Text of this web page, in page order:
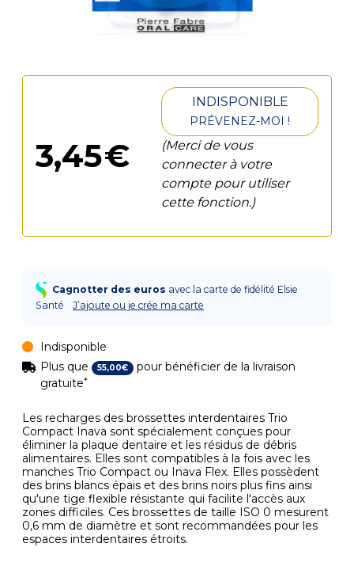
Les recharges des brossettes interdentaires Trio
Compact Inava sont spécialement conçues pour
éliminer la plaque dentaire et les résidus de débris
alimentaires. Elles sont compatibles à la fois avec les
manches Trio Compact ou Inava Flex. Elles possèdent
des brins blancs épais et des brins noirs plus fins ainsi
qu'une tige flexible résistante qui facilite l'accès aux
zones difficiles. Ces brossettes de taille ISO 0 mesurent
0,6 mm de diamètre et sont recommandées pour les
espaces interdentaires étroits.
3,45€
INDISPONIBLE
PRÉVENEZ-MOI !
(Merci de vous
connecter à votre
compte pour utiliser
cette fonction.)
Cagnotter des euros avec la carte de fidélité Elsie
Santé
J’ajoute ou je crée ma carte
Indisponible
Plus que
55,00€ pour bénéficier de la livraison
gratuite*